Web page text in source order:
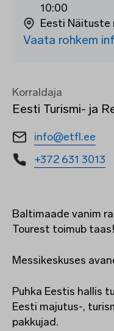
10:00
Eesti Näituste
Vaata rohkem
Korraldaja
Eesti Turismi- ja
info@etfl.ee
+372 631 3013
Baltimaade vanim
Tourest toimub taas!
Messikeskuses
Puhka Eestis hallis
Eesti majutus-,
pakkujad.